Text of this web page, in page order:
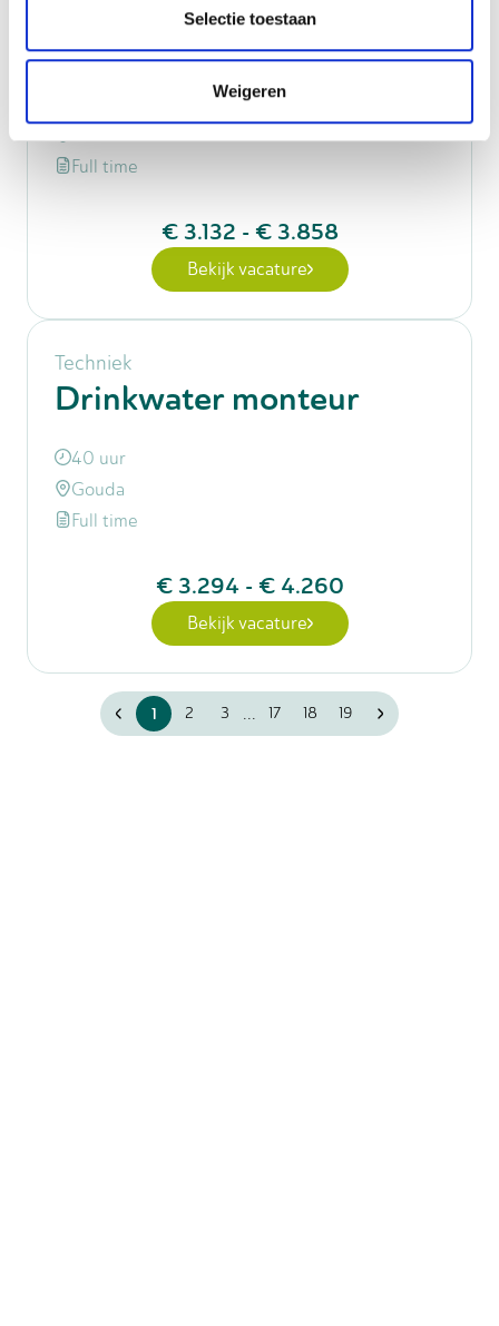
Selectie toestaan
Weigeren
werktuigbouwkunde
Vuren
Full time
€ 3.132 -€ 3.858
Bekijk vacature
Techniek
Drinkwater monteur
40 uur
Gouda
Full time
€ 3.294- € 4.260
Bekijk vacature
1 2 3 ... 17 18 19